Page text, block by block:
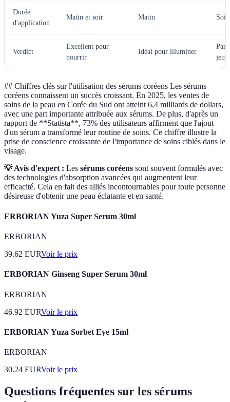
Durée
d'application
Matin et soir Matin Soir
Verdict
Excellent pour
nourrir
Idéal pour illuminer
## Chiffres clés sur l'utilisation des sérums coréens Les sérums
coréens connaissent un succès croissant. En 2025, les ventes de
soins de la peau en Corée du Sud ont atteint 6,4 milliards de dollars,
avec une part importante attribuée aux sérums. De plus, d'après un
rapport de **Statista**, 73% des utilisateurs affirment que l'ajout
d'un sérum a transformé leur routine de soins. Ce chiffre illustre la
prise de conscience croissante de l'importance de soins ciblés dans le
visage.
💡 Avis d'expert : Les sérums coréens sont souvent formulés avec
des technologies d'absorption avancées qui augmentent leur
efficacité. Cela en fait des alliés incontournables pour toute personne
désireuse d'obtenir une peau éclatante et en santé.
ERBORIAN Yuza Super Serum 30ml
ERBORIAN
39.62 EURVoir le prix
ERBORIAN Ginseng Super Serum 30ml
ERBORIAN
46.92 EURVoir le prix
ERBORIAN Yuza Sorbet Eye 15ml
ERBORIAN
30.24 EURVoir le prix
Questions fréquentes sur les sérums